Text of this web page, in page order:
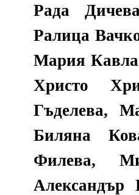
Рада
Ралица
Мария
Христо
Гъделева,
Биляна
Филева,